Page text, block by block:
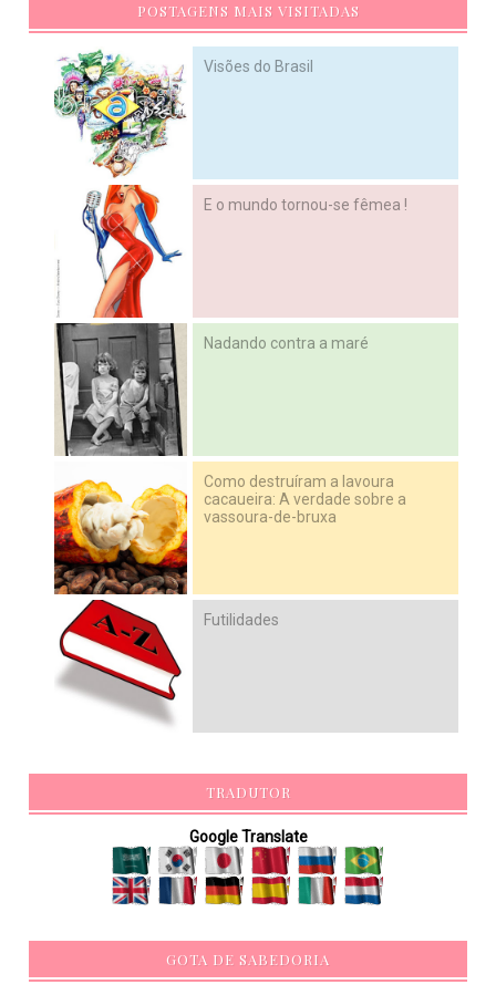
POSTAGENS MAIS VISITADAS
Visões do Brasil
E o mundo tornou-se fêmea !
Nadando contra a maré
Como destruíram a lavoura
cacaueira: A verdade sobre a
vassoura-de-bruxa
Futilidades
TRADUTOR
Google Translate
GOTA DE SABEDORIA